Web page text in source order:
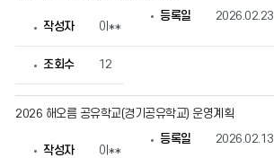
작성자 이**
등록일 2026.02.23
조회수 12
2026 해오름 공유학교(경기공유학교) 운영계획
작성자 이**
등록일 2026.02.13